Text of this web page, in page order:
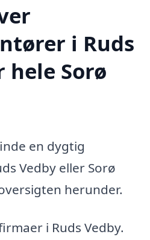
i Ruds
hele Sorø
en dygtig
Vedby eller Sorø
herunder.
i Ruds Vedby.